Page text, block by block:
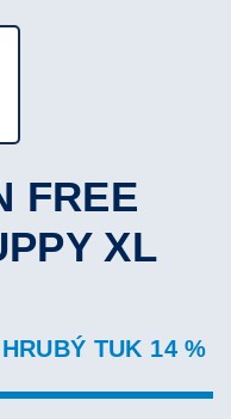
FREE
XL
TUK 14 %